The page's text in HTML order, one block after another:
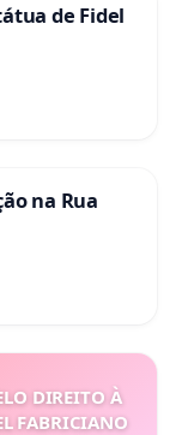
de Fidel
na Rua
DIREITO À
FABRICIANO